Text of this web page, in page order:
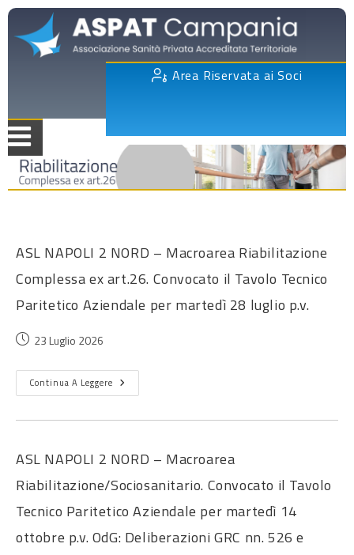
Area Riservata ai Soci
ASL NAPOLI 2 NORD – Macroarea Riabilitazione
Complessa ex art.26. Convocato il Tavolo Tecnico
Paritetico Aziendale per martedì 28 luglio p.v.
23 Luglio 2026
Continua A Leggere
ASL NAPOLI 2 NORD – Macroarea
Riabilitazione/Sociosanitario. Convocato il Tavolo
Tecnico Paritetico Aziendale per martedì 14
ottobre p.v. OdG: Deliberazioni GRC nn. 526 e